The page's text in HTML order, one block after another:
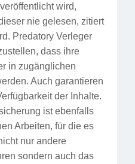
wird,
nie gelesen, zitiert
Predatory Verleger
dass ihre
in zugänglichen
Auch garantieren
der Inhalte.
ist ebenfalls
Arbeiten, für die es
nur andere
sondern auch das